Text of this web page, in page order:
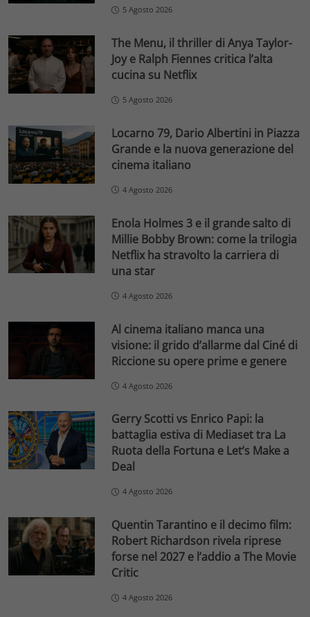
5 Agosto 2026
The Menu, il thriller di Anya Taylor-
Joy e Ralph Fiennes critica l’alta
cucina su Netflix
5 Agosto 2026
Locarno 79, Dario Albertini in Piazza
Grande e la nuova generazione del
cinema italiano
4 Agosto 2026
Enola Holmes 3 e il grande salto di
Millie Bobby Brown: come la trilogia
Netflix ha stravolto la carriera di
una star
4 Agosto 2026
Al cinema italiano manca una
visione: il grido d’allarme dal Ciné di
Riccione su opere prime e genere
4 Agosto 2026
Gerry Scotti vs Enrico Papi: la
battaglia estiva di Mediaset tra La
Ruota della Fortuna e Let’s Make a
Deal
4 Agosto 2026
Quentin Tarantino e il decimo film:
Robert Richardson rivela riprese
forse nel 2027 e l’addio a The Movie
Critic
4 Agosto 2026